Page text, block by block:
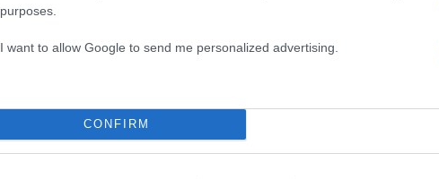
purposes.
I want to allow Google to send me personalized advertising.
CONFIRM